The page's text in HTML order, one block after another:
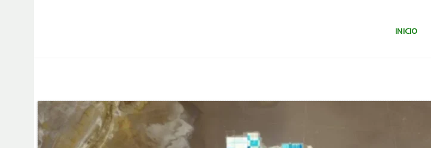
SALTAR
INICIO